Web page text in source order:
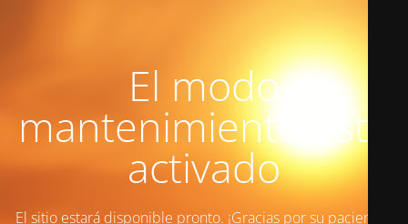
El modo
mantenimiento está
activado
El sitio estará disponible pronto. ¡Gracias por su paciencia!